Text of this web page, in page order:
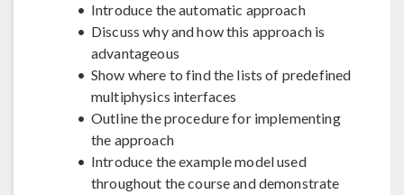
Introduce the automatic approach
Discuss why and how this approach is
advantageous
Show where to find the lists of predefined
multiphysics interfaces
Outline the procedure for implementing
the approach
Introduce the example model used
throughout the course and demonstrate